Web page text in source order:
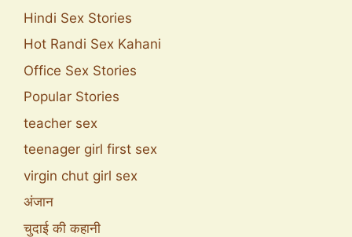
Hindi Sex Stories
Hot Randi Sex Kahani
Office Sex Stories
Popular Stories
teacher sex
teenager girl first sex
virgin chut girl sex
अंजान
चुदाई की कहानी